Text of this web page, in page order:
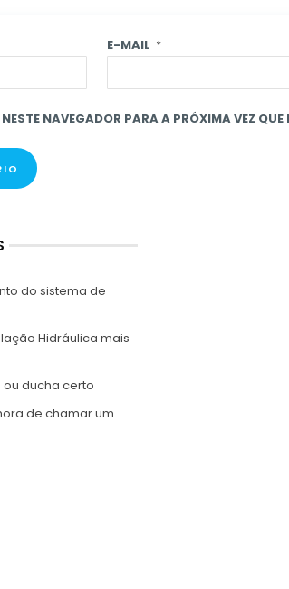
E-MAIL *
NAVEGADOR PARA A PRÓXIMA VEZ QUE
do sistema de
Hidráulica mais
ou ducha certo
de chamar um